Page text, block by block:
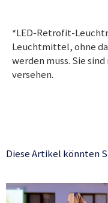
*LED-Retrofit-
Leuchtmittel, ohne
werden muss. Sie
versehen.
Diese Artikel könnten